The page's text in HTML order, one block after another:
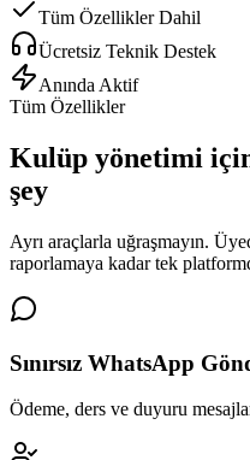
Tüm Özellikler Dahil
Ücretsiz Teknik Destek
Anında Aktif
Tüm Özellikler
Kulüp yönetimi
şey
Ayrı araçlarla uğraşmayın.
raporlamaya kadar tek
Sınırsız WhatsApp
Ödeme, ders ve duyuru